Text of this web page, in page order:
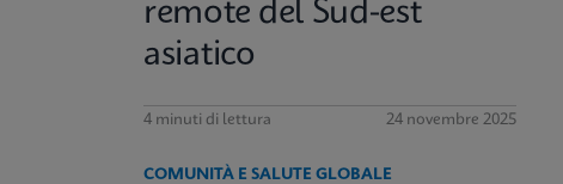
remote del Sud-est
asiatico
4 minuti di lettura 24 novembre 2025
COMUNITÀ E SALUTE GLOBALE